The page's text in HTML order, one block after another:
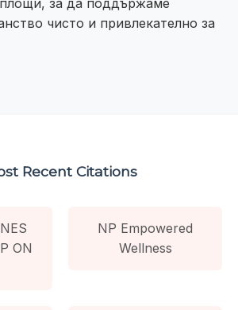
за да поддържаме
чисто и привлекателно за
Recent Citations
ON
NP Empowered
Wellness